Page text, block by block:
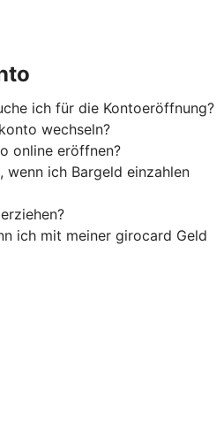
ich für die Kontoeröffnung?
wechseln?
online eröffnen?
wenn ich Bargeld einzahlen
ich mit meiner girocard Geld